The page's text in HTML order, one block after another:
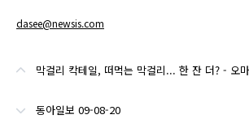
dasee@newsis.com
막걸리 칵테일, 떠먹는 막걸리... 한 잔 더? - 오
동아일보 09-08-20